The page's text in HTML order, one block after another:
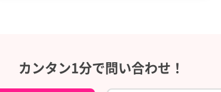
カンタン1分で問い合わせ！